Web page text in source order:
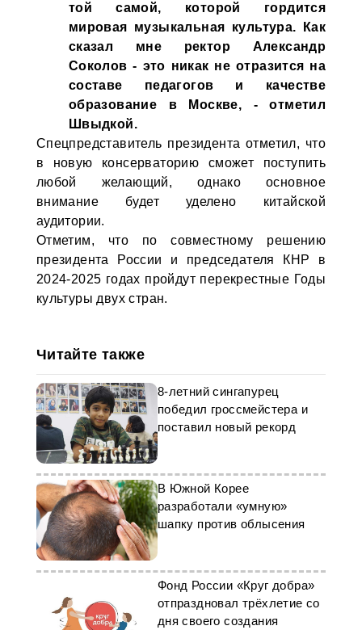
той самой, которой гордится
мировая музыкальная культура. Как
сказал мне ректор Александр
Соколов - это никак не отразится на
составе педагогов и качестве
образование в Москве, - отметил
Швыдкой.
Спецпредставитель президента отметил, что
в новую консерваторию сможет поступить
любой желающий, однако основное
внимание будет уделено китайской
аудитории.
Отметим, что по совместному решению
президента России и председателя КНР в
2024-2025 годах пройдут перекрестные Годы
культуры двух стран.
Читайте также
8-летний сингапурец
победил гроссмейстера и
поставил новый рекорд
В Южной Корее
разработали «умную»
шапку против облысения
Фонд России «Круг добра»
отпраздновал трёхлетие со
дня своего создания